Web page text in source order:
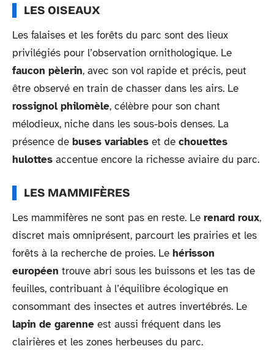
LES OISEAUX
Les falaises et les forêts du parc sont des lieux
privilégiés pour l’observation ornithologique. Le
faucon pèlerin, avec son vol rapide et précis, peut
être observé en train de chasser dans les airs. Le
rossignol philomèle, célèbre pour son chant
mélodieux, niche dans les sous-bois denses. La
présence de buses variables et de chouettes
hulottes accentue encore la richesse aviaire du parc.
LES MAMMIFÈRES
Les mammifères ne sont pas en reste. Le renard roux,
discret mais omniprésent, parcourt les prairies et les
forêts à la recherche de proies. Le hérisson
européen trouve abri sous les buissons et les tas de
feuilles, contribuant à l’équilibre écologique en
consommant des insectes et autres invertébrés. Le
lapin de garenne est aussi fréquent dans les
clairières et les zones herbeuses du parc.